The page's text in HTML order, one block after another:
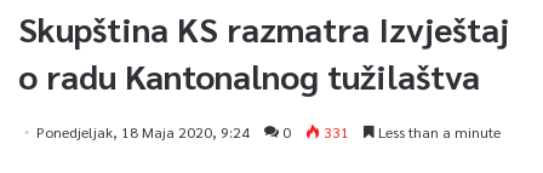
Skupština KS razmatra Izvještaj
o radu Kantonalnog tužilaštva
Ponedjeljak, 18 Maja 2020, 9:24 0 331 Less than a minute